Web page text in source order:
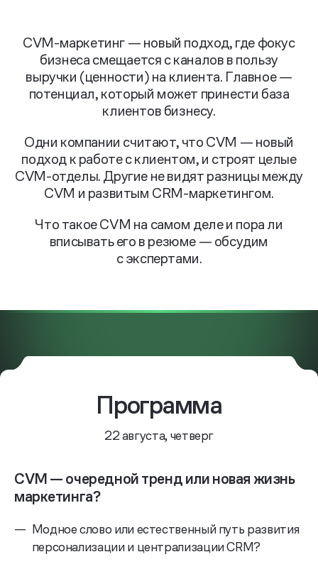
СVM-маркетинг — новый подход, где фокус
бизнеса смещается с каналов в пользу
выручки (ценности) на клиента. Главное —
потенциал, который может принести база
клиентов бизнесу.
Одни компании считают, что CVM — новый
подход к работе с клиентом, и строят целые
CVM-отделы. Другие не видят разницы между
CVM и развитым CRM-маркетингом.
Что такое CVM на самом деле и пора ли
вписывать его в резюме — обсудим
с экспертами.
Программа
22 августа, четверг
СVM — очередной тренд или новая жизнь
маркетинга?
— Модное слово или естественный путь развития
персонализации и централизации CRM?